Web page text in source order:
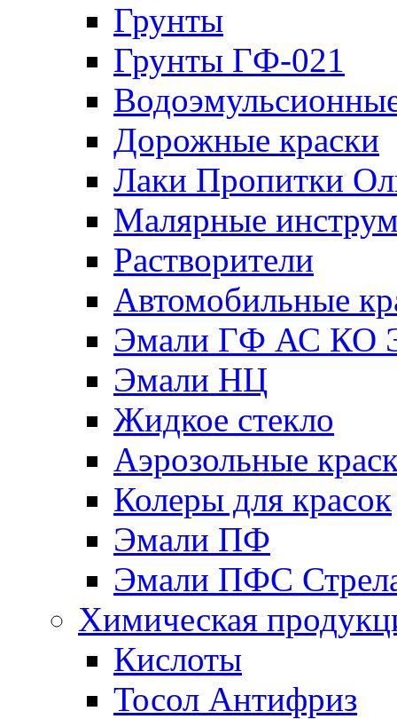
Грунты
Грунты ГФ-021
Дорожные краски
Лаки Пропитки
Малярные
Растворители
Автомобильные
Эмали ГФ АС КО
Эмали НЦ
Жидкое стекло
Аэрозольные
Колеры для красок
Эмали ПФ
Эмали ПФС
Химическая
Кислоты
Тосол Антифриз